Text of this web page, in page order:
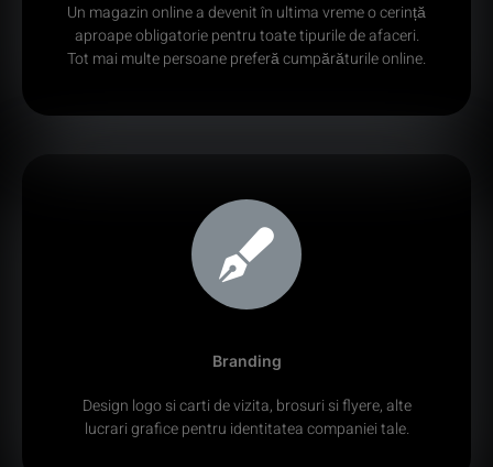
Un magazin online a devenit în ultima vreme o cerință
aproape obligatorie pentru toate tipurile de afaceri.
Tot mai multe persoane preferă cumpărăturile online.
Branding
Design logo si carti de vizita, brosuri si flyere, alte
lucrari grafice pentru identitatea companiei tale.